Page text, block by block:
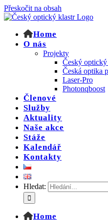
Přeskočit na obsah
Home
O nás
Projekty
Český
Česká optika
Laser-Pro
Photonqboost
Členové
Služby
Aktuality
Naše akce
Stáže
Kalendář
Kontakty
Hledat:
Home